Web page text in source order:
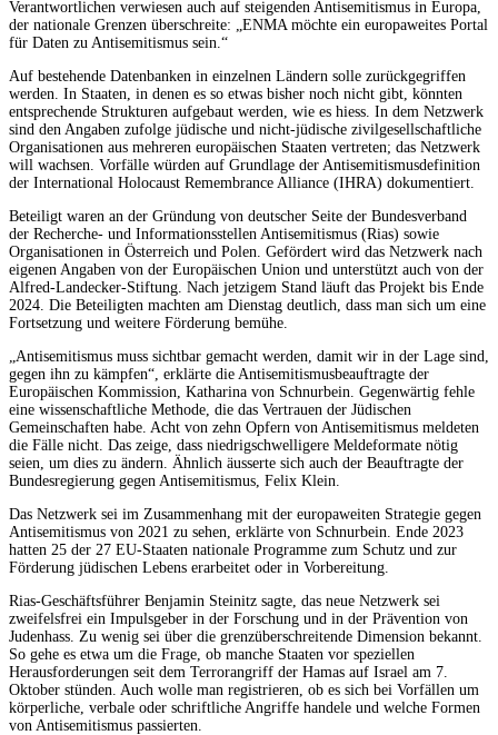
Verantwortlichen verwiesen auch auf steigenden Antisemitismus in Europa,
der nationale Grenzen überschreite: „ENMA möchte ein europaweites Portal
für Daten zu Antisemitismus sein.“
Auf bestehende Datenbanken in einzelnen Ländern solle zurückgegriffen
werden. In Staaten, in denen es so etwas bisher noch nicht gibt, könnten
entsprechende Strukturen aufgebaut werden, wie es hiess. In dem Netzwerk
sind den Angaben zufolge jüdische und nicht-jüdische zivilgesellschaftliche
Organisationen aus mehreren europäischen Staaten vertreten; das Netzwerk
will wachsen. Vorfälle würden auf Grundlage der Antisemitismusdefinition
der International Holocaust Remembrance Alliance (IHRA) dokumentiert.
Beteiligt waren an der Gründung von deutscher Seite der Bundesverband
der Recherche- und Informationsstellen Antisemitismus (Rias) sowie
Organisationen in Österreich und Polen. Gefördert wird das Netzwerk nach
eigenen Angaben von der Europäischen Union und unterstützt auch von der
Alfred-Landecker-Stiftung. Nach jetzigem Stand läuft das Projekt bis Ende
2024. Die Beteiligten machten am Dienstag deutlich, dass man sich um eine
Fortsetzung und weitere Förderung bemühe.
„Antisemitismus muss sichtbar gemacht werden, damit wir in der Lage sind,
gegen ihn zu kämpfen“, erklärte die Antisemitismusbeauftragte der
Europäischen Kommission, Katharina von Schnurbein. Gegenwärtig fehle
eine wissenschaftliche Methode, die das Vertrauen der Jüdischen
Gemeinschaften habe. Acht von zehn Opfern von Antisemitismus meldeten
die Fälle nicht. Das zeige, dass niedrigschwelligere Meldeformate nötig
seien, um dies zu ändern. Ähnlich äusserte sich auch der Beauftragte der
Bundesregierung gegen Antisemitismus, Felix Klein.
Das Netzwerk sei im Zusammenhang mit der europaweiten Strategie gegen
Antisemitismus von 2021 zu sehen, erklärte von Schnurbein. Ende 2023
hatten 25 der 27 EU-Staaten nationale Programme zum Schutz und zur
Förderung jüdischen Lebens erarbeitet oder in Vorbereitung.
Rias-Geschäftsführer Benjamin Steinitz sagte, das neue Netzwerk sei
zweifelsfrei ein Impulsgeber in der Forschung und in der Prävention von
Judenhass. Zu wenig sei über die grenzüberschreitende Dimension bekannt.
So gehe es etwa um die Frage, ob manche Staaten vor speziellen
Herausforderungen seit dem Terrorangriff der Hamas auf Israel am 7.
Oktober stünden. Auch wolle man registrieren, ob es sich bei Vorfällen um
körperliche, verbale oder schriftliche Angriffe handele und welche Formen
von Antisemitismus passierten.